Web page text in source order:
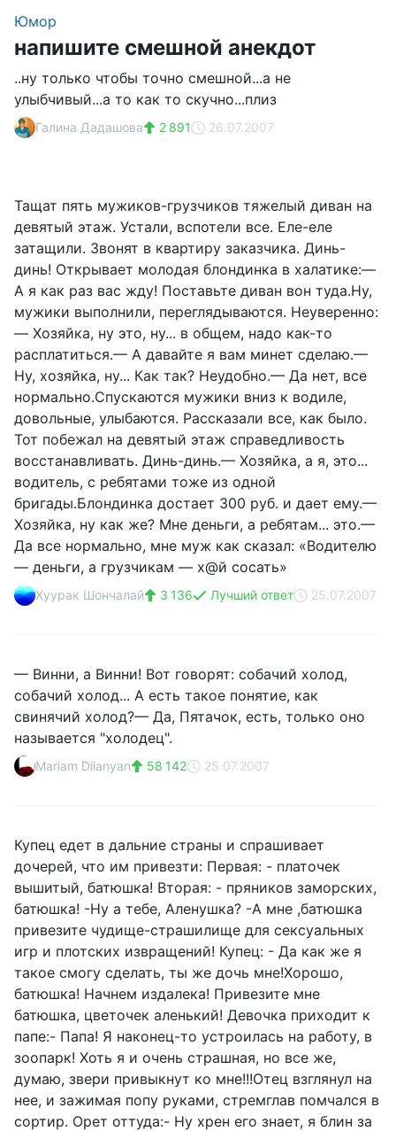
Юмор
напишите смешной анекдот
..ну только чтобы точно смешной...а не
улыбчивый...а то как то скучно...плиз
Галина Дадашова 2 891 26.07.2007
Тащат пять мужиков-грузчиков тяжелый диван на
девятый этаж. Устали, вспотели все. Еле-еле
затащили. Звонят в квартиру заказчика. Динь-
динь! Открывает молодая блондинка в халатике:—
А я как раз вас жду! Поставьте диван вон туда.Ну,
мужики выполнили, переглядываются. Неуверенно:
— Хозяйка, ну это, ну... в общем, надо как-то
расплатиться.— А давайте я вам минет сделаю.—
Ну, хозяйка, ну... Как так? Неудобно.— Да нет, все
нормально.Спускаются мужики вниз к водиле,
довольные, улыбаются. Рассказали все, как было.
Тот побежал на девятый этаж справедливость
восстанавливать. Динь-динь.— Хозяйка, а я, это...
водитель, с ребятами тоже из одной
бригады.Блондинка достает 300 руб. и дает ему.—
Хозяйка, ну как же? Мне деньги, а ребятам... это.—
Да все нормально, мне муж как сказал: «Водителю
— деньги, а грузчикам — х@й сосать»
Хуурак Шончалай 3 136 Лучший ответ 25.07.2007
— Винни, а Винни! Вот говорят: собачий холод,
собачий холод... А есть такое понятие, как
свинячий холод?— Да, Пятачок, есть, только оно
называется "холодец".
Mariam Dilanyan 58 142 25.07.2007
Купец едет в дальние страны и спрашивает
дочерей, что им привезти: Первая: - платочек
вышитый, батюшка! Вторая: - пряников заморских,
батюшка! -Ну а тебе, Аленушка? -А мне ,батюшка
привезите чудище-страшилище для сексуальных
игр и плотских извращений! Купец: - Да как же я
такое смогу сделать, ты же дочь мне!Хорошо,
батюшка! Начнем издалека! Привезите мне
батюшка, цветочек аленький! Девочка приходит к
папе:- Папа! Я наконец-то устроилась на работу, в
зоопарк! Хоть я и очень страшная, но все же,
думаю, звери привыкнут ко мне!!!Отец взглянул на
нее, и зажимая попу руками, стремглав помчался в
сортир. Орет оттуда:- Ну хрен его знает, я блин за